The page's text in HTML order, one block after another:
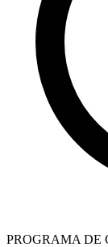
PROGRAMA DE